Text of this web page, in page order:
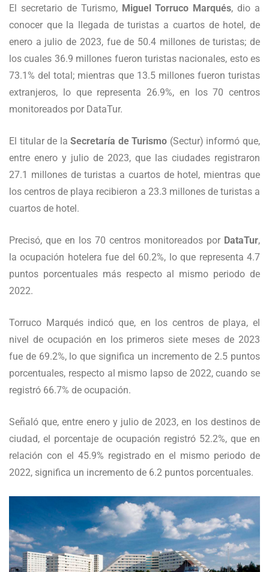
El secretario de Turismo, Miguel Torruco Marqués, dio a
conocer que la llegada de turistas a cuartos de hotel, de
enero a julio de 2023, fue de 50.4 millones de turistas; de
los cuales 36.9 millones fueron turistas nacionales, esto es
73.1% del total; mientras que 13.5 millones fueron turistas
extranjeros, lo que representa 26.9%, en los 70 centros
monitoreados por DataTur.
El titular de la Secretaría de Turismo (Sectur) informó que,
entre enero y julio de 2023, que las ciudades registraron
27.1 millones de turistas a cuartos de hotel, mientras que
los centros de playa recibieron a 23.3 millones de turistas a
cuartos de hotel.
Precisó, que en los 70 centros monitoreados por DataTur,
la ocupación hotelera fue del 60.2%, lo que representa 4.7
puntos porcentuales más respecto al mismo periodo de
2022.
Torruco Marqués indicó que, en los centros de playa, el
nivel de ocupación en los primeros siete meses de 2023
fue de 69.2%, lo que significa un incremento de 2.5 puntos
porcentuales, respecto al mismo lapso de 2022, cuando se
registró 66.7% de ocupación.
Señaló que, entre enero y julio de 2023, en los destinos de
ciudad, el porcentaje de ocupación registró 52.2%, que en
relación con el 45.9% registrado en el mismo periodo de
2022, significa un incremento de 6.2 puntos porcentuales.